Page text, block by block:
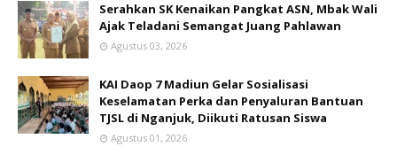
Serahkan SK Kenaikan Pangkat ASN, Mbak Wali
Ajak Teladani Semangat Juang Pahlawan
Agustus 03, 2026
KAI Daop 7 Madiun Gelar Sosialisasi
Keselamatan Perka dan Penyaluran Bantuan
TJSL di Nganjuk, Diikuti Ratusan Siswa
Agustus 01, 2026